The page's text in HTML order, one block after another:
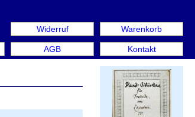
Warenkorb
Kontakt
Widerruf
AGB
Week Berlin. Internationale